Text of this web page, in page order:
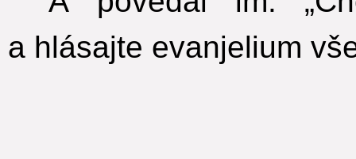
a hlásajte evanjelium